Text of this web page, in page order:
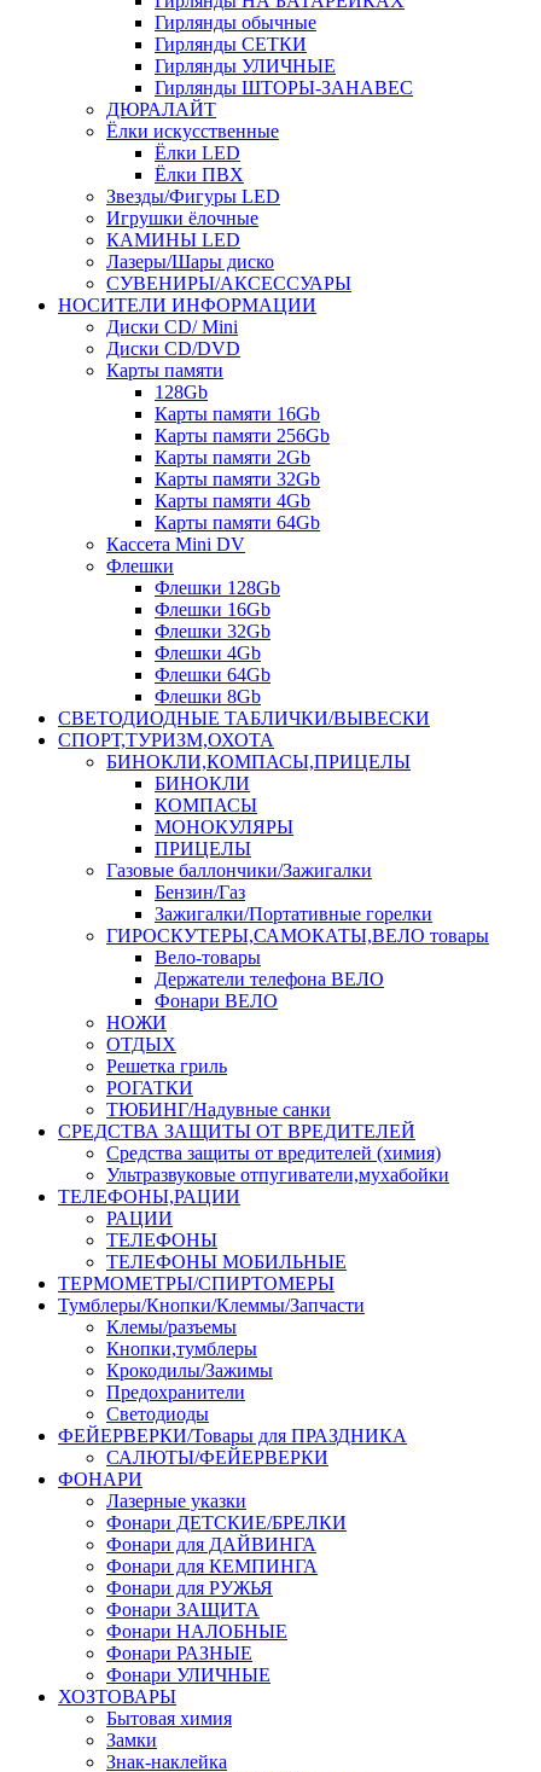
Гирлянды обычные
Гирлянды СЕТКИ
Гирлянды УЛИЧНЫЕ
Гирлянды ШТОРЫ-ЗАНАВЕС
ДЮРАЛАЙТ
Ёлки искусственные
Ёлки LED
Ёлки ПВХ
Звезды/Фигуры LED
Игрушки ёлочные
КАМИНЫ LED
Лазеры/Шары диско
СУВЕНИРЫ/АКСЕССУАРЫ
НОСИТЕЛИ ИНФОРМАЦИИ
Диски CD/ Mini
Диски CD/DVD
Карты памяти
128Gb
Карты памяти 16Gb
Карты памяти 256Gb
Карты памяти 2Gb
Карты памяти 32Gb
Карты памяти 4Gb
Карты памяти 64Gb
Кассета Mini DV
Флешки
Флешки 128Gb
Флешки 16Gb
Флешки 32Gb
Флешки 4Gb
Флешки 64Gb
Флешки 8Gb
СВЕТОДИОДНЫЕ ТАБЛИЧКИ/ВЫВЕСКИ
СПОРТ,ТУРИЗМ,ОХОТА
БИНОКЛИ,КОМПАСЫ,ПРИЦЕЛЫ
БИНОКЛИ
КОМПАСЫ
МОНОКУЛЯРЫ
ПРИЦЕЛЫ
Газовые баллончики/Зажигалки
Бензин/Газ
Зажигалки/Портативные горелки
ГИРОСКУТЕРЫ,САМОКАТЫ,ВЕЛО товары
Вело-товары
Держатели телефона ВЕЛО
Фонари ВЕЛО
НОЖИ
ОТДЫХ
Решетка гриль
РОГАТКИ
ТЮБИНГ/Надувные санки
СРЕДСТВА ЗАЩИТЫ ОТ ВРЕДИТЕЛЕЙ
Средства защиты от вредителей (химия)
Ультразвуковые отпугиватели,мухабойки
ТЕЛЕФОНЫ,РАЦИИ
РАЦИИ
ТЕЛЕФОНЫ
ТЕЛЕФОНЫ МОБИЛЬНЫЕ
ТЕРМОМЕТРЫ/СПИРТОМЕРЫ
Тумблеры/Кнопки/Клеммы/Запчасти
Клемы/разъемы
Кнопки,тумблеры
Крокодилы/Зажимы
Предохранители
Светодиоды
ФЕЙЕРВЕРКИ/Товары для ПРАЗДНИКА
САЛЮТЫ/ФЕЙЕРВЕРКИ
ФОНАРИ
Лазерные указки
Фонари ДЕТСКИЕ/БРЕЛКИ
Фонари для ДАЙВИНГА
Фонари для КЕМПИНГА
Фонари для РУЖЬЯ
Фонари ЗАЩИТА
Фонари НАЛОБНЫЕ
Фонари РАЗНЫЕ
Фонари УЛИЧНЫЕ
ХОЗТОВАРЫ
Бытовая химия
Замки
Знак-наклейка